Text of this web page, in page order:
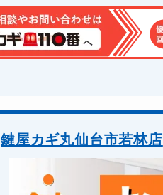
鍵屋カギ丸仙台市若林店